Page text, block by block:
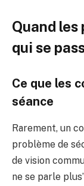
Quand
qui se
Ce que les
séance
Rarement, un
problème de
de vision
ne se parle